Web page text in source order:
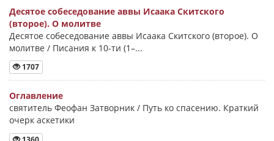
Десятое собеседование аввы Исаака Скитского
(второе). О молитве
Десятое собеседование аввы Исаака Скитского (второе). О
молитве / Писания к 10-ти (1–...
1707
Оглавление
святитель Феофан Затворник / Путь ко спасению. Краткий
очерк аскетики